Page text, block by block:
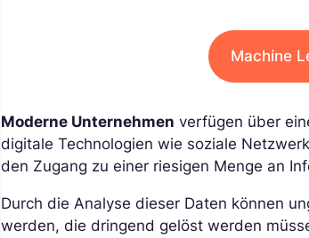
Machine
Moderne Unternehmen verfügen über
digitale Technologien wie soziale
den Zugang zu einer riesigen Menge an
Durch die Analyse dieser Daten können
werden, die dringend gelöst werden